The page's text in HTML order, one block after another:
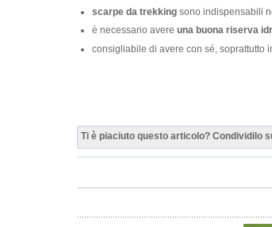
scarpe da trekking sono indispensabili
è necessario avereuna buona riserva
consigliabile di avere con sé, soprattutto
Ti è piaciuto questo articolo? Condividilo